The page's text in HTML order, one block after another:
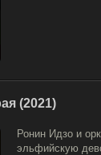
(2021)
Ронин Идзо и
эльфийскую